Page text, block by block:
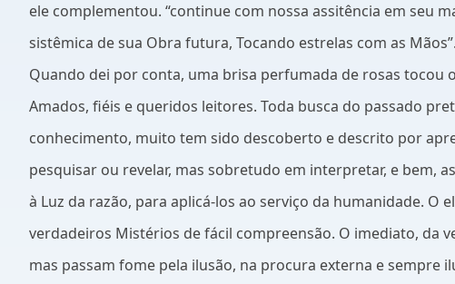
ele complementou. “continue com nossa assitência em
sistêmica de sua Obra futura, Tocando estrelas com as
Quando dei por conta, uma brisa perfumada de rosas
Amados, fiéis e queridos leitores. Toda busca do passado
conhecimento, muito tem sido descoberto e descrito por
pesquisar ou revelar, mas sobretudo em interpretar, e bem,
à Luz da razão, para aplicá-los ao serviço da humanidade.
verdadeiros Mistérios de fácil compreensão. O imediato, da
mas passam fome pela ilusão, na procura externa e sempre